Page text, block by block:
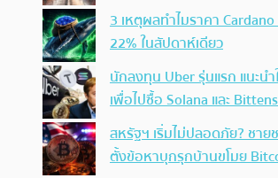
3 เหตุผลทำไมราคา
22% ในสัปดาห์เดียว
นักลงทุน Uber รุ่นแรก แนะน
เพื่อไปซื้อ Solana และ
สหรัฐฯ เริ่มไม่ปลอดภัย? ชา
ตั้งข้อหาบุกรุกบ้านขโมย